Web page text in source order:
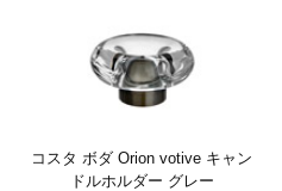
コスタ ボダ Orion votive キャン
ドルホルダー グレー